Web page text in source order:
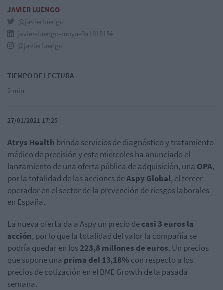
JAVIER LUENGO
@javierluengo_
javier-luengo-moya-9a1818154
@javierluengo_
TIEMPO DE LECTURA
2 min
27/01/2021 17:25
Atrys Health brinda servicios de diagnóstico y tratamiento
médico de precisión y este miércoles ha anunciado el
lanzamiento de una oferta pública de adquisición, una OPA,
por la totalidad de las acciones deAspy Global, el tercer
operador en el sector de la prevención de riesgos laborales
en España.
La nueva oferta da a Aspy un precio decasi 3 euros la
acción, por lo que la totalidad del valor la compañía se
podría quedar en los223,8 millones de euros. Un precios
que supone una prima del 13,18% con respecto a los
precios de cotización en el BME Growth de la pasada
semana.